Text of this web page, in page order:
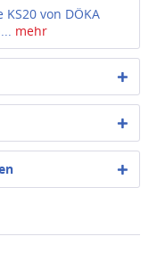
von DÖKA
mehr